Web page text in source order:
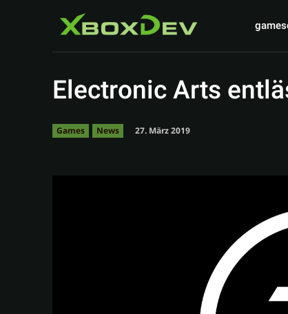
Electronic Arts
Games News 27. März 2019